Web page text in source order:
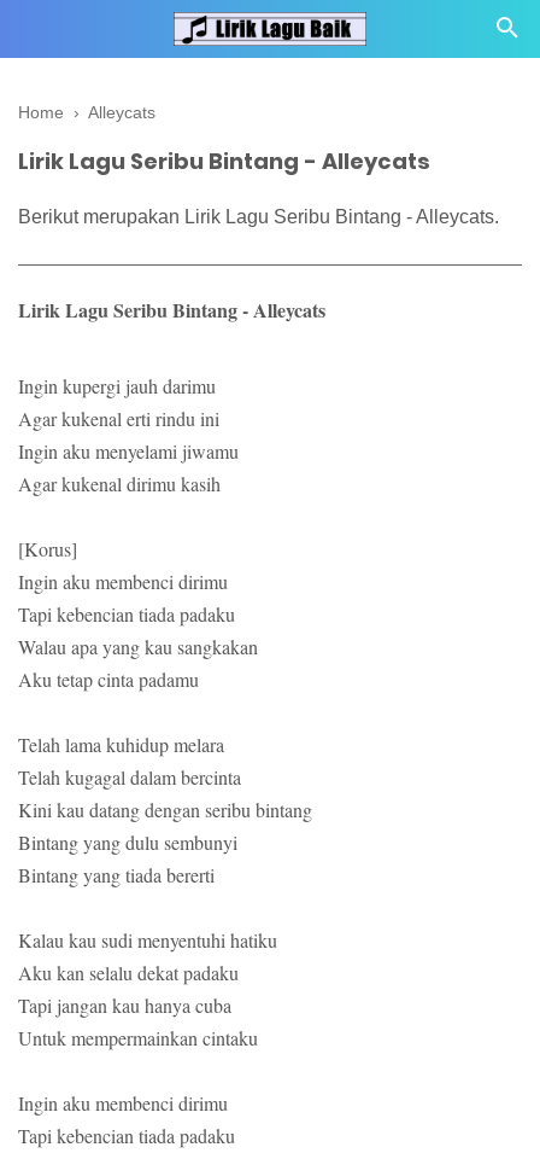
Home › Alleycats
Lirik Lagu Seribu Bintang - Alleycats
Berikut merupakan Lirik Lagu Seribu Bintang - Alleycats.
Lirik Lagu Seribu Bintang - Alleycats
Ingin kupergi jauh darimu
Agar kukenal erti rindu ini
Ingin aku menyelami jiwamu
Agar kukenal dirimu kasih
[Korus]
Ingin aku membenci dirimu
Tapi kebencian tiada padaku
Walau apa yang kau sangkakan
Aku tetap cinta padamu
Telah lama kuhidup melara
Telah kugagal dalam bercinta
Kini kau datang dengan seribu bintang
Bintang yang dulu sembunyi
Bintang yang tiada bererti
Kalau kau sudi menyentuhi hatiku
Aku kan selalu dekat padaku
Tapi jangan kau hanya cuba
Untuk mempermainkan cintaku
Ingin aku membenci dirimu
Tapi kebencian tiada padaku